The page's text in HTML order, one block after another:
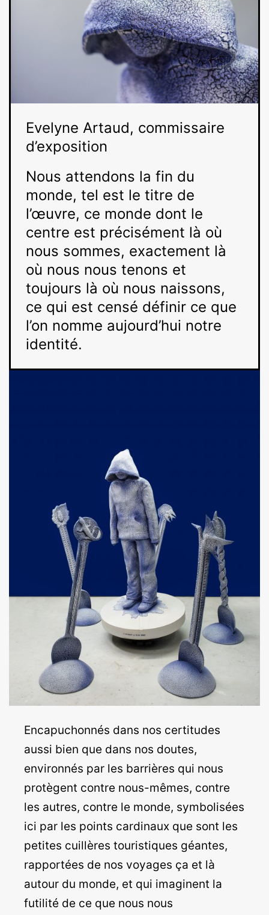
Evelyne Artaud, commissaire
d’exposition
Nous attendons la fin du
monde, tel est le titre de
l’œuvre, ce monde dont le
centre est précisément là où
nous sommes, exactement là
où nous nous tenons et
toujours là où nous naissons,
ce qui est censé définir ce que
l’on nomme aujourd’hui notre
identité.
Encapuchonnés dans nos certitudes
aussi bien que dans nos doutes,
environnés par les barrières qui nous
protègent contre nous-mêmes, contre
les autres, contre le monde, symbolisées
ici par les points cardinaux que sont les
petites cuillères touristiques géantes,
rapportées de nos voyages ça et là
autour du monde, et qui imaginent la
futilité de ce que nous nous